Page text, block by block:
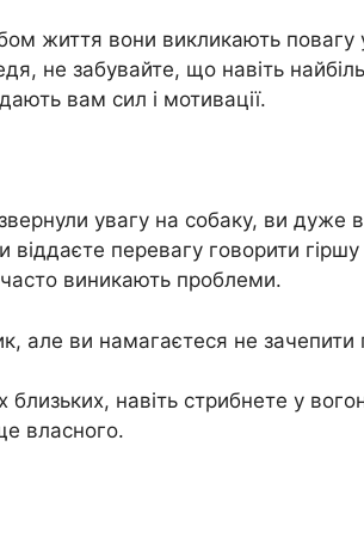
життя вони викликають
не забувайте, що навіть
вам сил і мотивації.
увагу на собаку, ви дуже
віддаєте перевагу говорити
виникають проблеми.
але ви намагаєтеся не зачепити
близьких, навіть стрибнете у
власного.